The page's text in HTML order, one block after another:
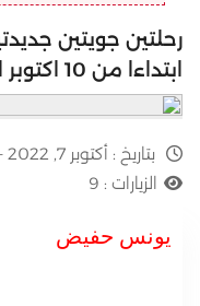
رحلتين جويتين
ابتداءا من 10 اكتوبر الجاري
بتاريخ : أكتوبر 7, 2022 - 6:37 م
الزيارات : 9
يونس حفيض